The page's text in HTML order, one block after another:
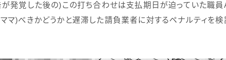
発覚した後の)この打ち合わせは支払期日が迫っていた職員
マ)べきかどうかと遅滞した請負業者に対するペナルティを検